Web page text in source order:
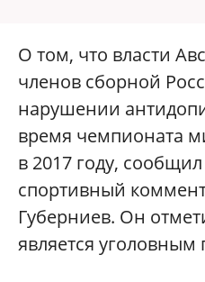
О том, что власти
членов сборной
нарушении
время чемпионата
в 2017 году,
спортивный
Губерниев. Он
является уголовным